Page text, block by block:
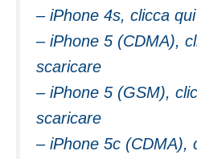
– iPhone 4s, clicca
– iPhone 5 (CDMA),
scaricare
– iPhone 5 (GSM),
scaricare
– iPhone 5c (CDMA),